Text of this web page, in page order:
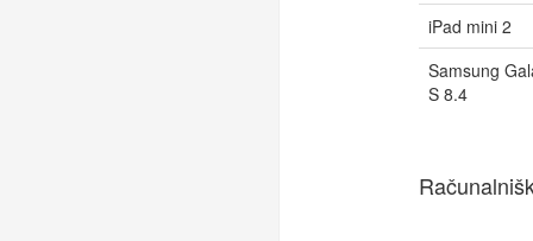
iPad mini 2
Samsung
S 8.4